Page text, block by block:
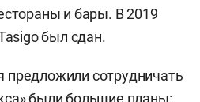
совета
RixosФеттах Таминдже
реконструкции с
и бары. В 2019
был сдан.
предложили сотрудничать
были большие планы: